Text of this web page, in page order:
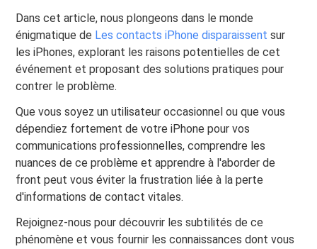
Dans cet article, nous plongeons dans le monde
énigmatique de Les contacts iPhone disparaissent sur
les iPhones, explorant les raisons potentielles de cet
événement et proposant des solutions pratiques pour
contrer le problème.
Que vous soyez un utilisateur occasionnel ou que vous
dépendiez fortement de votre iPhone pour vos
communications professionnelles, comprendre les
nuances de ce problème et apprendre à l'aborder de
front peut vous éviter la frustration liée à la perte
d'informations de contact vitales.
Rejoignez-nous pour découvrir les subtilités de ce
phénomène et vous fournir les connaissances dont vous